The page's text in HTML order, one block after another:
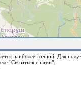
наиболее точной. Для
"Связаться с нами".